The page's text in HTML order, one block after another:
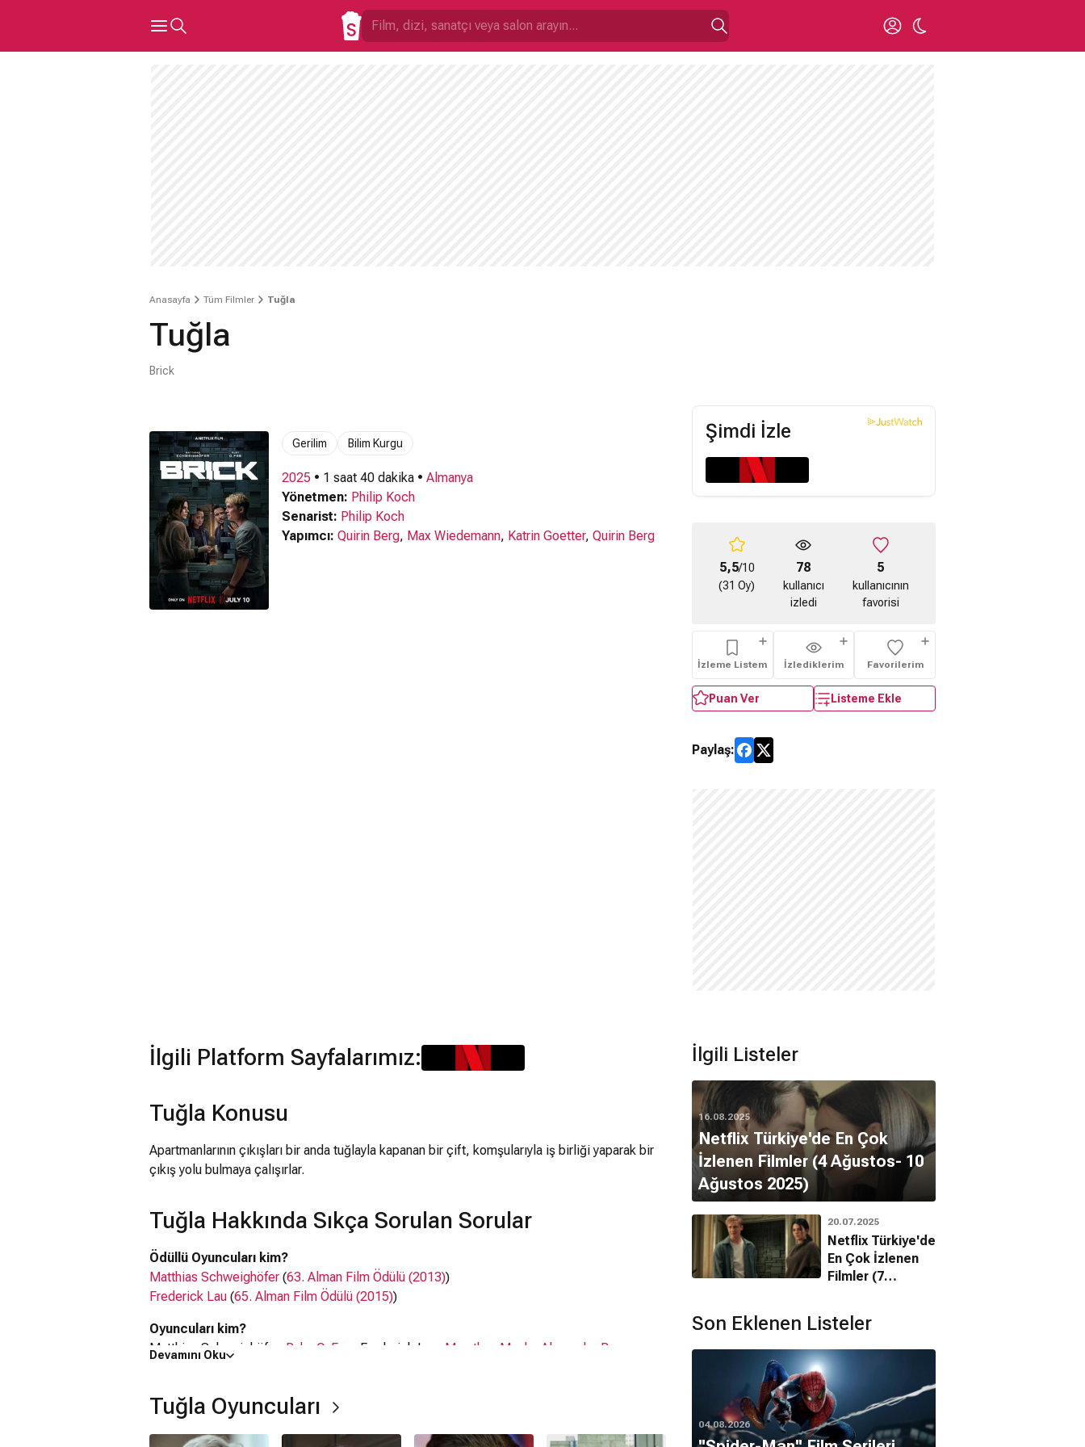
Anasayfa Tüm Filmler Tuğla
Tuğla
Brick
Gerilim Bilim Kurgu
2025 • 1 saat 40 dakika • Almanya
Yönetmen: Philip Koch
Senarist: Philip Koch
Yapımcı: Quirin Berg, Max Wiedemann, Katrin Goetter, Quirin Berg
Şimdi İzle
5,5/10
(31 Oy)
78
kullanıcı
izledi
5
kullanıcının
favorisi
İzleme Listem İzlediklerim Favorilerim
Puan Ver Listeme Ekle
Paylaş:
İlgili Platform Sayfalarımız:
Tuğla Konusu
Apartmanlarının çıkışları bir anda tuğlayla kapanan bir çift, komşularıyla iş birliği yaparak bir
çıkış yolu bulmaya çalışırlar.
Tuğla Hakkında Sıkça Sorulan Sorular
Ödüllü Oyuncuları kim?
Matthias Schweighöfer (63. Alman Film Ödülü (2013))
Frederick Lau (65. Alman Film Ödülü (2015))
Oyuncuları kim?
Matthias Schweighöfer, Ruby O. Fee , Frederick Lau, Murathan Muslu Alexander Beyer
Tuğla filmi nerede çekildi?
Tuğla filmi
Almanya 'da çekilmiştir.
Devamını Oku
Tuğla Oyuncuları
İlgili Listeler
16.08.2025
Netflix Türkiye'de En Çok
İzlenen Filmler (4 Ağustos- 10
Ağustos 2025)
20.07.2025
Netflix Türkiye'de
En Çok İzlenen
Filmler (7
Temmuz 2025)
Son Eklenen Listeler
04.08.2026